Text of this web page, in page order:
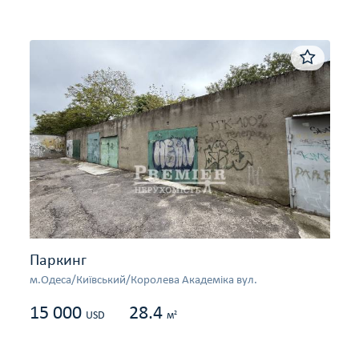
Паркинг
м.Одеса/Київський/Королева Академіка вул.
15 000 USD 28.4 м2